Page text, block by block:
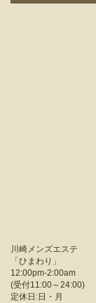
川崎メンズエステ
「ひまわり 」
12:00pm-2:00am
(受付11:00～24:00)
定休日:日・月